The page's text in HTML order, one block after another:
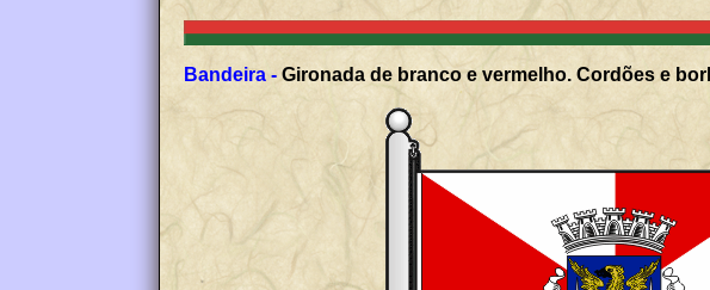
Bandeira - Gironada de branco e vermelho. Cordões e